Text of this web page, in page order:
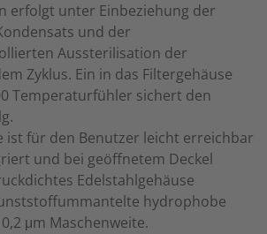
erfolgt unter Einbeziehung der
und der
Aussterilisation der
Zyklus. Ein in das Filtergehäuse
Temperaturfühler sichert den
ist für den Benutzer leicht erreichbar
und bei geöffnetem Deckel
Edelstahlgehäuse
hydrophobe
μm Maschenweite.